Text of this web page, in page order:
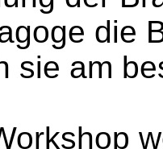
die
sie am